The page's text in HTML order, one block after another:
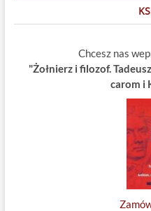
Chcesz nas
"Żołnierz i filozof.
carom i